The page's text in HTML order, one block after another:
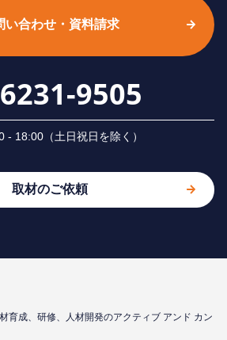
い合わせ・資料請求
9505
- 18:00（⼟⽇祝⽇を除く）
取材のご依頼
育成、研修、⼈材開発のアクティブ アンド カン